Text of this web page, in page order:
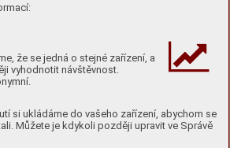
že se jedná o stejné zařízení, a
vyhodnotit návštěvnost.
si ukládáme do vašeho zařízení, abychom se
Můžete je kdykoli později upravit ve Správě